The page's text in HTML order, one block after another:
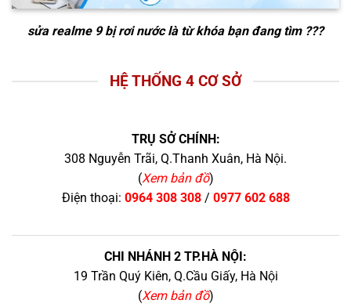
sửa realme 9 bị rơi nướclà từ khóa bạn đang tìm ???
HỆ THỐNG 4 CƠ SỞ
TRỤ SỞ CHÍNH:
308 Nguyễn Trãi, Q.Thanh Xuân, Hà Nội.
(Xem bản đồ)
Điện thoại: 0964 308 308/ 0977 602 688
CHI NHÁNH 2 TP.HÀ NỘI:
19 Trần Quý Kiên, Q.Cầu Giấy, Hà Nội
(Xem bản đồ)